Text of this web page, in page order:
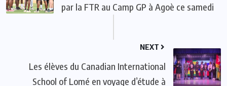
par la FTR au Camp GP à Agoè ce samedi
NEXT
Les élèves du Canadian International
School of Lomé en voyage d’étude à